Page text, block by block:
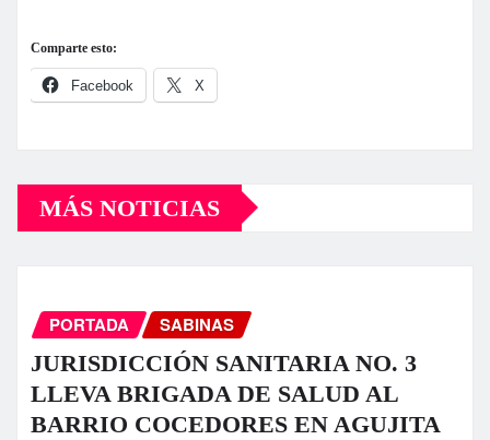
Comparte esto:
Facebook X
MÁS NOTICIAS
PORTADA SABINAS
JURISDICCIÓN SANITARIA NO. 3
LLEVA BRIGADA DE SALUD AL
BARRIO COCEDORES EN AGUJITA